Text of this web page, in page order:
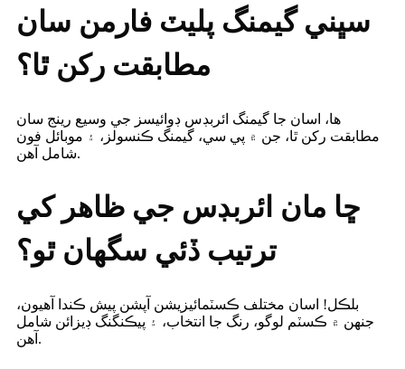
سڀني گيمنگ پليٽ فارمن سان
مطابقت رکن ٿا؟
ها، اسان جا گيمنگ ائربڊس ڊوائيسز جي وسيع رينج سان
مطابقت رکن ٿا، جن ۾ پي سي، گيمنگ ڪنسولز، ۽ موبائل فون
شامل آهن.
ڇا مان ائربڊس جي ظاهر کي
ترتيب ڏئي سگهان ٿو؟
بلڪل! اسان مختلف ڪسٽمائيزيشن آپشن پيش ڪندا آهيون،
جنهن ۾ ڪسٽم لوگو، رنگ جا انتخاب، ۽ پيڪنگنگ ڊيزائن شامل
آهن.